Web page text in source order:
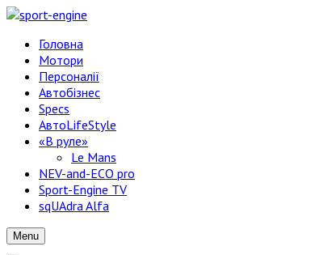
Головна
Мотори
Персоналії
Автобізнес
Specs
АвтоLifeStyle
«В руле»
Le Mans
NEV-and-ECO pro
Sport-Engine TV
sqUAdra Alfa
Menu